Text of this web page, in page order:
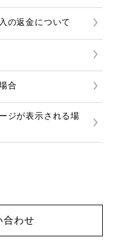
の返金について
合
ジが表示される場
合わせ